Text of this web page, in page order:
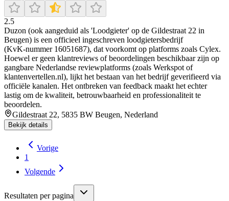
2.5
Duzon (ook aangeduid als 'Loodgieter' op de Gildestraat 22 in
Beugen) is een officieel ingeschreven loodgietersbedrijf
(KvK‑nummer 16051687), dat voorkomt op platforms zoals Cylex.
Hoewel er geen klantreviews of beoordelingen beschikbaar zijn op
gangbare Nederlandse reviewplatforms (zoals Werkspot of
klantenvertellen.nl), lijkt het bestaan van het bedrijf geverifieerd via
officiële kanalen. Het ontbreken van feedback maakt het echter
lastig om de kwaliteit, betrouwbaarheid en professionaliteit te
beoordelen.
Gildestraat 22, 5835 BW Beugen, Nederland
Bekijk details
Vorige
1
Volgende
Resultaten per pagina